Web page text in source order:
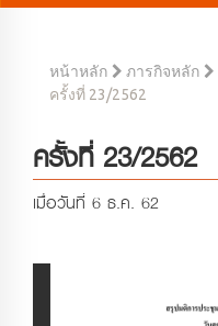
หน้าหลัก ภารกิจหลัก
ครั้งที่ 23/2562
ครั้งที่ 23/2562
เมื่อวันที่ 6 ธ.ค. 62